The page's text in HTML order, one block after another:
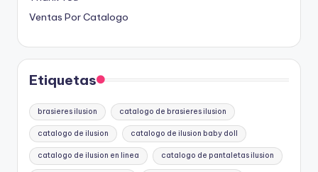
Ventas Por Catalogo
Etiquetas
brasieres ilusion catalogo de brasieres ilusion
catalogo de ilusion catalogo de ilusion baby doll
catalogo de ilusion en linea catalogo de pantaletas ilusion